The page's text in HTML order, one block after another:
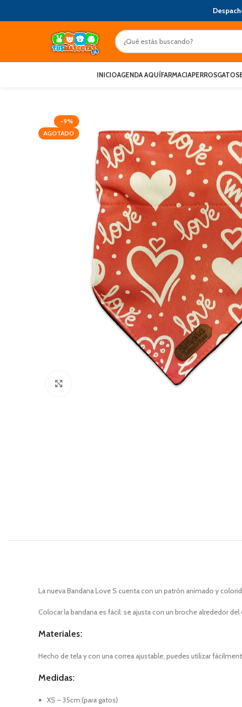
INICIOAGENDA AQUÍFARMACIAPERROSGATOS
-9%
AGOTADO
La nueva Bandana Love S cuenta con un patrón animado y
Colocar la bandana es fácil: se ajusta con un broche alrededor
Materiales:
Hecho de tela y con una correa ajustable, puedes utilizar
Medidas:
XS – 35cm (para gatos)